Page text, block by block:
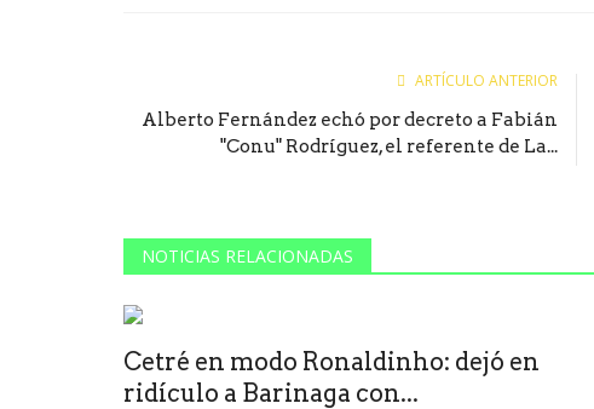
ARTÍCULO ANTERIOR
Alberto Fernández echó por decreto a Fabián
"Conu" Rodríguez, el referente de La...
NOTICIAS RELACIONADAS
Cetré en modo Ronaldinho: dejó en
ridículo a Barinaga con...